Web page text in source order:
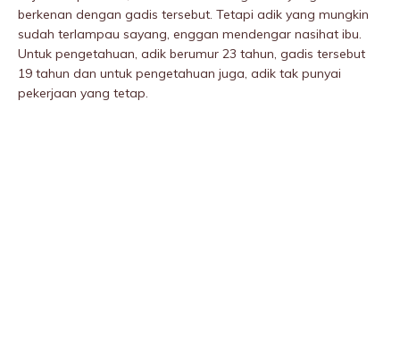
berkenan dengan gadis tersebut. Tetapi adik yang mungkin
sudah terIampau sayang, enggan mendengar nasihat ibu.
Untuk pengetahuan, adik berumur 23 tahun, gadis tersebut
19 tahun dan untuk pengetahuan juga, adik tak punyai
pekerjaan yang tetap.